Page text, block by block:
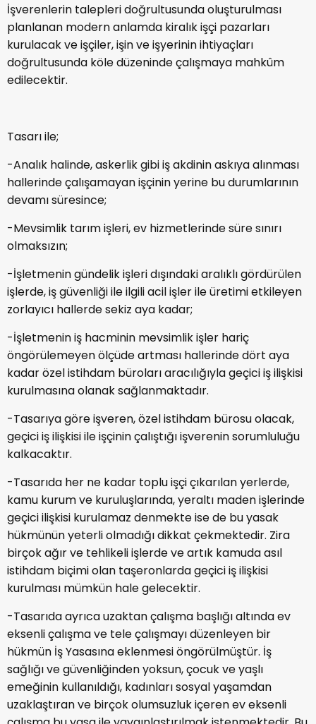
İşverenlerin talepleri doğrultusunda oluşturulması
planlanan modern anlamda kiralık işçi pazarları
kurulacak ve işçiler, işin ve işyerinin ihtiyaçları
doğrultusunda köle düzeninde çalışmaya mahkûm
edilecektir.
Tasarı ile;
-Analık halinde, askerlik gibi iş akdinin askıya alınması
hallerinde çalışamayan işçinin yerine bu durumlarının
devamı süresince;
-Mevsimlik tarım işleri, ev hizmetlerinde süre sınırı
olmaksızın;
-İşletmenin gündelik işleri dışındaki aralıklı gördürülen
işlerde, iş güvenliği ile ilgili acil işler ile üretimi etkileyen
zorlayıcı hallerde sekiz aya kadar;
-İşletmenin iş hacminin mevsimlik işler hariç
öngörülemeyen ölçüde artması hallerinde dört aya
kadar özel istihdam büroları aracılığıyla geçici iş ilişkisi
kurulmasına olanak sağlanmaktadır.
-Tasarıya göre işveren, özel istihdam bürosu olacak,
geçici iş ilişkisi ile işçinin çalıştığı işverenin sorumluluğu
kalkacaktır.
-Tasarıda her ne kadar toplu işçi çıkarılan yerlerde,
kamu kurum ve kuruluşlarında, yeraltı maden işlerinde
geçici ilişkisi kurulamaz denmekte ise de bu yasak
hükmünün yeterli olmadığı dikkat çekmektedir. Zira
birçok ağır ve tehlikeli işlerde ve artık kamuda asıl
istihdam biçimi olan taşeronlarda geçici iş ilişkisi
kurulması mümkün hale gelecektir.
-Tasarıda ayrıca uzaktan çalışma başlığı altında ev
eksenli çalışma ve tele çalışmayı düzenleyen bir
hükmün İş Yasasına eklenmesi öngörülmüştür. İş
sağlığı ve güvenliğinden yoksun, çocuk ve yaşlı
emeğinin kullanıldığı, kadınları sosyal yaşamdan
uzaklaştıran ve birçok olumsuzluk içeren ev eksenli